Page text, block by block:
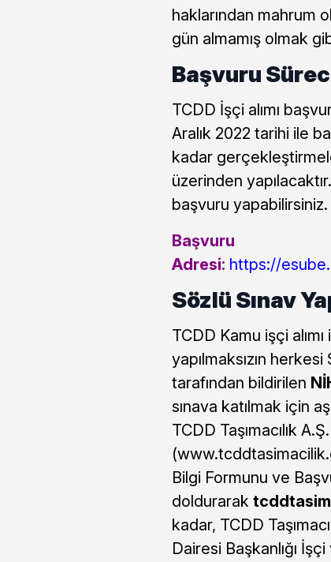
haklarından mahrum
gün almamış olmak
Başvuru
TCDD İşçi alımı
Aralık 2022 tarihi ile
kadar
üzerinden
başvuru yapabilirsiniz.
Başvuru
Adresi: https://
Sözlü Sınav
TCDD Kamu işçi
yapılmaksızın
tarafından bildirilen
sınava katılmak için
TCDD Taşımacılık
Bilgi Formunu ve
doldurarak
kadar, TCDD
Dairesi Başkanlığı